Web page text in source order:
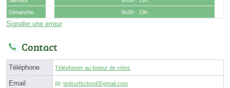
Dimanche
9h30 - 19h
Signaler une erreur
Contact
Téléphone Téléphoner au loueur de vélos
Email tedsurfschoolⓐgmail.com